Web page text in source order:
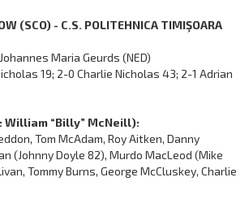
(SCO) - C.S. POLITEHNICA TIMIŞOARA
Maria Geurds (NED)
19; 2-0 Charlie Nicholas 43; 2-1 Adrian
William “Billy” McNeill):
Tom McAdam, Roy Aitken, Danny
(Johnny Doyle 82), Murdo MacLeod (Mike
Tommy Burns, George McCluskey, Charlie